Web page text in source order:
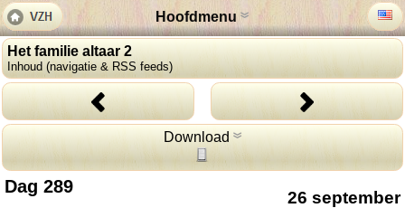
Hoofdmenu
Het familie altaar 2
Inhoud (navigatie & RSS feeds)
Download
26 september
Dag 289